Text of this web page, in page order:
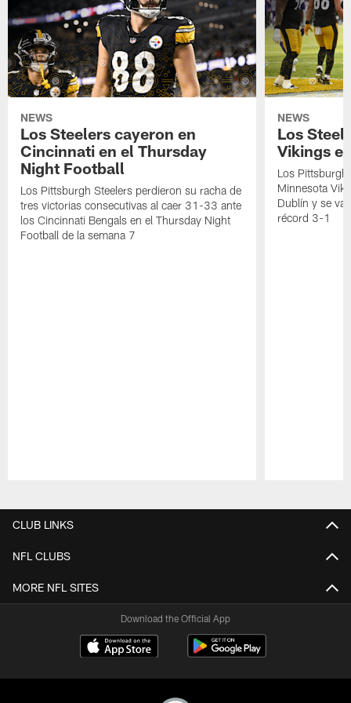
NEWS
Los Steelers cayeron en
Cincinnati en el Thursday
Night Football
Los Pittsburgh Steelers perdieron su racha de
tres victorias consecutivas al caer 31-33 ante
los Cincinnati Bengals en el Thursday Night
Football de la semana 7
NEWS
Los
Vikings
Los
Minnesota
Dublín y se
récord 3-1
CLUB LINKS
NFL CLUBS
MORE NFL SITES
Download the Official App